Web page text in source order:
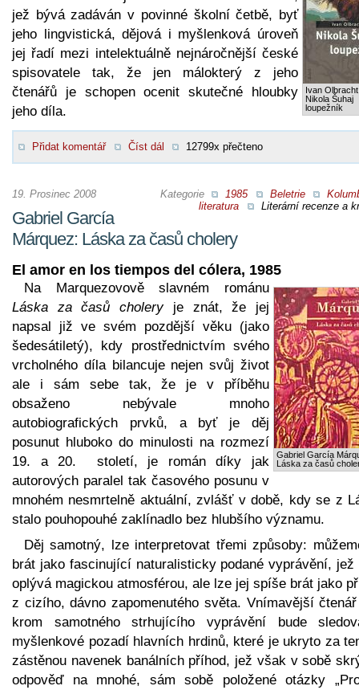
Ivan
Nikola Šuhaj
loupežník
jež bývá zadáván v povinné školní četbě, byť
jeho lingvistická, dějová i myšlenková úroveň
jej řadí mezi intelektuálně nejnáročnější české
spisovatele tak, že jen málokterý z jeho
čtenářů je schopen ocenit skutečné hloubky
jeho díla.
Přidat komentář Číst dál 12799x přečteno
Kategorie 1985 Beletrie
literatura
Literární recenze a
19. Prosinec 2008
Gabriel García
Márquez: Láska za časů cholery
El amor en los tiempos del cólera, 1985
Gabriel García
Láska za časů
Na Marquezovově slavném románu
Láska za časů choleryje znát, že jej
napsal již ve svém pozdější věku (jako
šedesátiletý), kdy prostřednictvím svého
vrcholného díla bilancuje nejen svůj život
ale i sám sebe tak, že je v příběhu
obsaženo nebývale mnoho
autobiografických prvků, a byť je děj
posunut hluboko do minulosti na rozmezí
19. a 20. století, je román díky jak
autorových paralel tak časového posunu v
mnohém nesmrtelně aktuální, zvlášť v době, kdy se z
stalo pouhopouhé zaklínadlo bez hlubšího významu.
Děj samotný, lze interpretovat třemi způsoby:
brát jako fascinující naturalisticky podané vyprávění, jež
oplývá magickou atmosférou, ale lze jej spíše brát jako
z cizího, dávno zapomenutého světa. Vnímavější
krom samotného strhujícího vyprávění bude
myšlenkové pozadí hlavních hrdinů, které je ukryto za
zástěnou navenek banálních příhod, jež však v sobě
odpověď na mnohé, sám sobě položené otázky